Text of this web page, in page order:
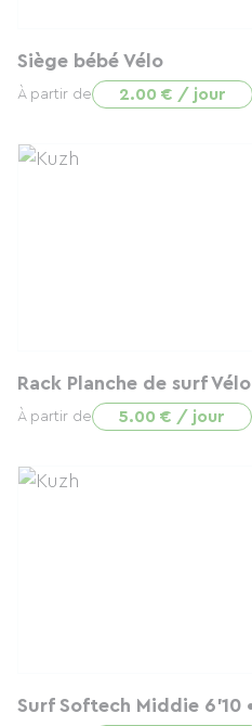
Siège bébé Vélo
À partir de 2.00 € / jour
Rack Planche de surf Vélo
À partir de 5.00 € / jour
Surf Softech Middie 6'10